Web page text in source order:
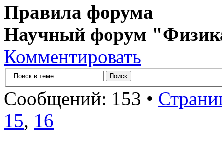
Правила форума
Научный форум
Комментировать
Сообщений: 153 •
15, 16